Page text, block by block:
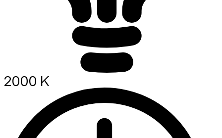
2000 K